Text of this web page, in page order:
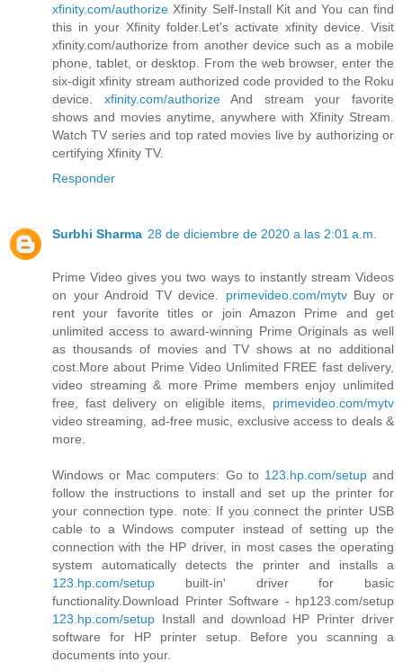
xfinity.com/authorize Xfinity Self-Install Kit and You can find
this in your Xfinity folder.Let's activate xfinity device. Visit
xfinity.com/authorize from another device such as a mobile
phone, tablet, or desktop. From the web browser, enter the
six-digit xfinity stream authorized code provided to the Roku
device. xfinity.com/authorizeAnd stream your favorite
shows and movies anytime, anywhere with Xfinity Stream.
Watch TV series and top rated movies live by authorizing or
certifying Xfinity TV.
Responder
Surbhi Sharma 28 de diciembre de 2020 a las 2:01 a.m.
Prime Video gives you two ways to instantly stream Videos
on your Android TV device. primevideo.com/mytvBuy or
rent your favorite titles or join Amazon Prime and get
unlimited access to award-winning Prime Originals as well
as thousands of movies and TV shows at no additional
cost.More about Prime Video Unlimited FREE fast delivery,
video streaming & more Prime members enjoy unlimited
free, fast delivery on eligible items, primevideo.com/mytv
video streaming, ad-free music, exclusive access to deals &
more.
Windows or Mac computers: Go to 123.hp.com/setupand
follow the instructions to install and set up the printer for
your connection type. note: If you connect the printer USB
cable to a Windows computer instead of setting up the
connection with the HP driver, in most cases the operating
system automatically detects the printer and installs a
123.hp.com/setup built-in' driver for basic
functionality.Download Printer Software - hp123.com/setup
123.hp.com/setup Install and download HP Printer driver
software for HP printer setup. Before you scanning a
documents into your.